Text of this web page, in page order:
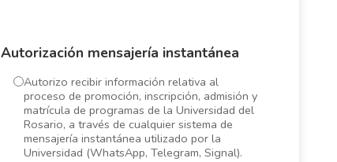
Autorización mensajería instantánea
Autorizo recibir información relativa al
proceso de promoción, inscripción, admisión y
matrícula de programas de la Universidad del
Rosario, a través de cualquier sistema de
mensajería instantánea utilizado por la
Universidad (WhatsApp, Telegram, Signal).